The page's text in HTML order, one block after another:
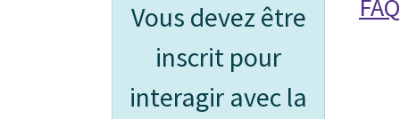
Vous devez être
inscrit pour
interagir avec la